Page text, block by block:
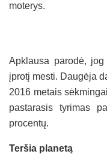
moterys.
Apklausa parodė,
įprotį mesti. Daugėja
2016 metais
pastarasis tyrimas
procentų.
Teršia planetą